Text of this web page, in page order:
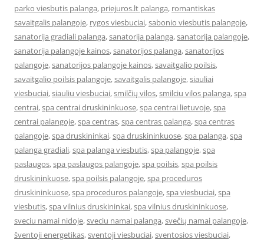
parko viesbutis palanga, priejuros.lt palanga, romantiskas
savaitgalis palangoje, rygos viesbuciai,sabonio viesbutis palangoje,
sanatorija gradiali palanga,sanatorija palanga,sanatorija palangoje,
sanatorija palangoje kainos,sanatorijos palanga,sanatorijos
palangoje,sanatorijos palangoje kainos,savaitgalio poilsis,
savaitgalio poilsis palangoje,savaitgalis palangoje,siauliai
viesbuciai,siauliu viesbuciai,smilčių vilos,smilciu vilos palanga,spa
centrai,spa centrai druskininkuose,spa centrai lietuvoje,spa
centrai palangoje,spa centras,spa centras palanga,spa centras
palangoje,spa druskininkai,spa druskininkuose,spa palanga,spa
palanga gradiali,spa palanga viesbutis,spa palangoje,spa
paslaugos,spa paslaugos palangoje,spa poilsis,spa poilsis
druskininkuose,spa poilsis palangoje,spa proceduros
druskininkuose,spa proceduros palangoje,spa viesbuciai,spa
viesbutis,spa vilnius druskininkai,spa vilnius druskininkuose,
sveciu namai nidoje,sveciu namai palanga,svečių namai palangoje,
šventoji energetikas,sventoji viesbuciai,sventosios viesbuciai,